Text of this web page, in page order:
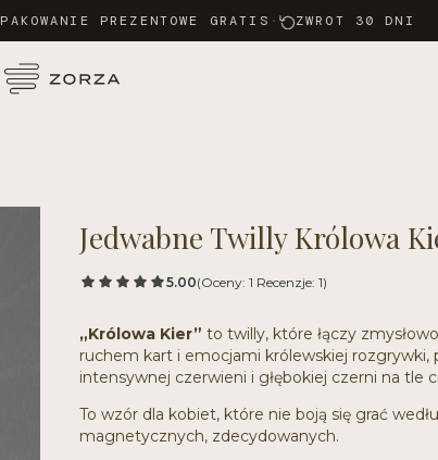
PAKOWANIE PREZENTOWE GRATIS · ZWROT 30 DNI
Jedwabne Twilly Królowa
5.00(Oceny: 1 Recenzje: 1)
„Królowa Kier” to twilly, które łączy
ruchem kart i emocjami królewskiej rozgrywki,
intensywnej czerwieni i głębokiej czerni na tle
To wzór dla kobiet, które nie boją się grać
magnetycznych, zdecydowanych.